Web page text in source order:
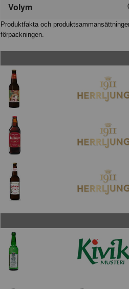
Volym
Produktfakta och
förpackningen.